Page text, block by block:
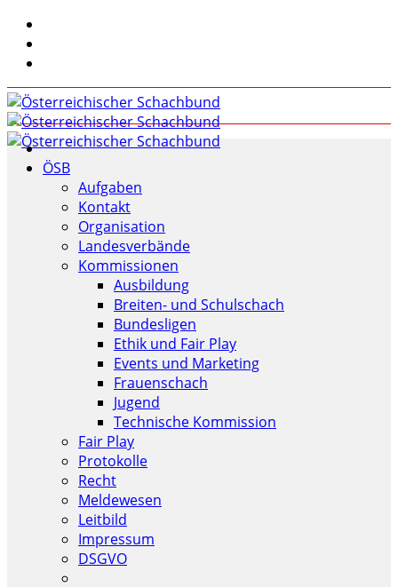
ÖSB
Aufgaben
Kontakt
Organisation
Landesverbände
Kommissionen
Ausbildung
Breiten- und Schulschach
Bundesligen
Ethik und Fair Play
Events und Marketing
Frauenschach
Jugend
Technische Kommission
Fair Play
Protokolle
Recht
Meldewesen
Leitbild
Impressum
DSGVO